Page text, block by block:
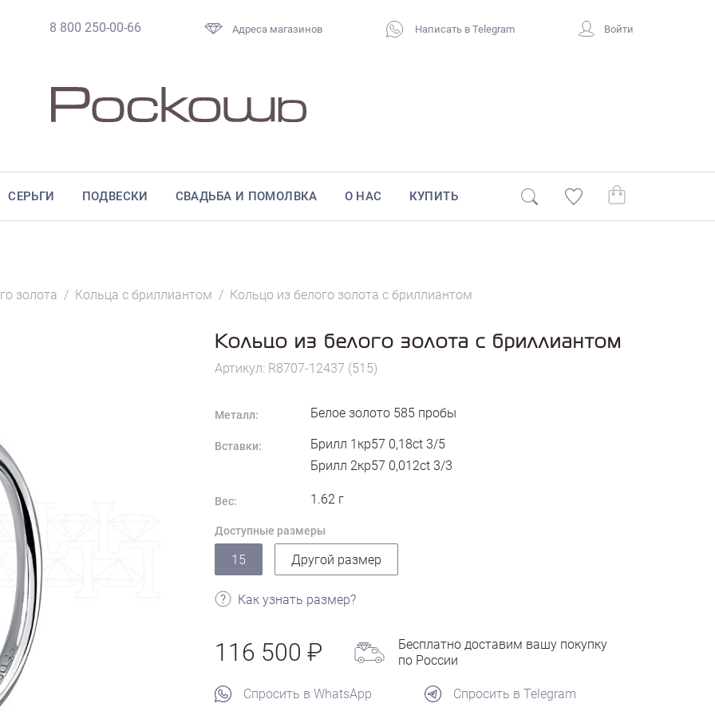
8 800 250-00-66 Адреса магазинов Написать в Telegram Войти
СЕРЬГИ ПОДВЕСКИ СВАДЬБА И ПОМОЛВКА О НАС КУПИТЬ
золота / Кольца с бриллиантом / Кольцо из белого золота с бриллиантом
Кольцо из белого золота с бриллиантом
Артикул: R8707-12437 (515)
Металл: Белое золото 585 пробы
Вставки:
Брилл 1кр57 0,18ct 3/5
Брилл 2кр57 0,012ct 3/3
Вес: 1.62 г
Доступные размеры
15 Другой размер
Как узнать размер?
116 500
Бесплатно доставим вашу покупку
по России
Спросить в WhatsApp Спросить в Telegram